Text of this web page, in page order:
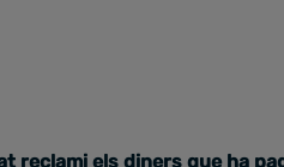
reclami els diners que ha